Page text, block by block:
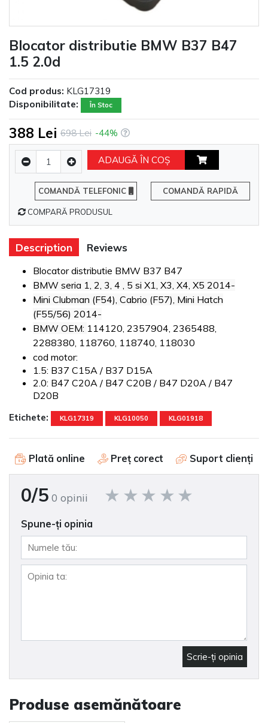
Blocator distributie BMW B37 B47
1.5 2.0d
Description Reviews
Blocator distributie BMW B37 B47
BMW seria 1, 2, 3, 4 , 5 si X1, X3, X4, X5 2014-
Mini Clubman (F54), Cabrio (F57), Mini Hatch
(F55/56) 2014-
BMW OEM: 114120, 2357904, 2365488,
2288380, 118760, 118740, 118030
cod motor:
1.5: B37 C15A / B37 D15A
2.0: B47 C20A / B47 C20B / B47 D20A / B47
D20B
Cod produs: KLG17319
Disponibilitate:
În Stoc
388 Lei 698 Lei -44%
ADAUGĂ ÎN COŞ
COMPARĂ PRODUSUL
COMANDĂ RAPIDĂ
COMANDĂ TELEFONIC
Etichete: KLG17319 KLG10050 KLG01918
Plată online Preț corect Suport clienți
0/5 0 opinii
Spune-ţi opinia
Scrie-ţi opinia
Produse asemănătoare